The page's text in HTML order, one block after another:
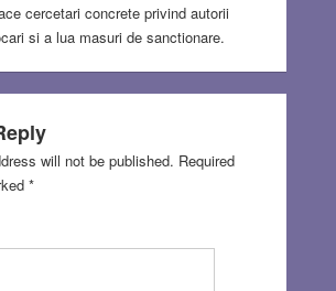
cercetari concrete privind autorii
si a lua masuri de sanctionare.
will not be published. Required
*